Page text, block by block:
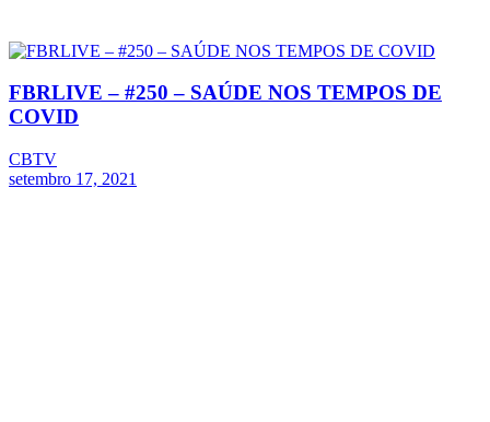
FBRLIVE – #250 – SAÚDE NOS TEMPOS DE
COVID
CBTV
setembro 17, 2021